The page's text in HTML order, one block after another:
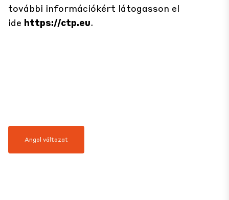
további információkért látogasson el
ide https://ctp.eu.
Angol változat